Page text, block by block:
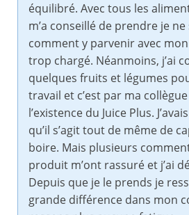
équilibré. Avec tous les
m’a conseillé de prendre je ne
comment y parvenir avec
trop chargé. Néanmoins, j’ai
quelques fruits et légumes
travail et c’est par ma
l’existence du Juice Plus.
qu’il s’agit tout de même de
boire. Mais plusieurs
produit m’ont rassuré et j’ai
Depuis que je le prends je
grande différence dans mon